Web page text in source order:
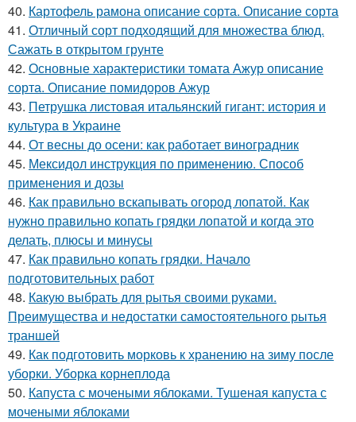
40. Картофель рамона описание сорта. Описание сорта
41. Отличный сорт подходящий для множества блюд.
Сажать в открытом грунте
42. Основные характеристики томата Ажур описание
сорта. Описание помидоров Ажур
43. Петрушка листовая итальянский гигант: история и
культура в Украине
44. От весны до осени: как работает виноградник
45. Мексидол инструкция по применению. Способ
применения и дозы
46. Как правильно вскапывать огород лопатой. Как
нужно правильно копать грядки лопатой и когда это
делать, плюсы и минусы
47. Как правильно копать грядки. Начало
подготовительных работ
48. Какую выбрать для рытья своими руками.
Преимущества и недостатки самостоятельного рытья
траншей
49. Как подготовить морковь к хранению на зиму после
уборки. Уборка корнеплода
50. Капуста с мочеными яблоками. Тушеная капуста с
мочеными яблоками